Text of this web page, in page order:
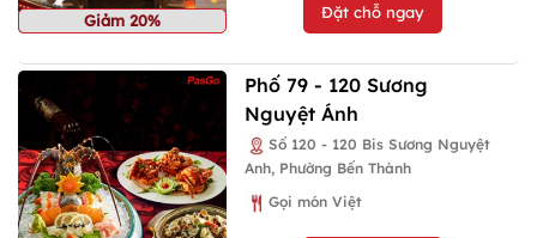
Giảm 20% Đặt chỗ ngay
Phố 79 - 120 Sương
Nguyệt Ánh
Số 120 - 120 Bis Sương Nguyệt
Anh, Phường Bến Thành
Gọi món Việt